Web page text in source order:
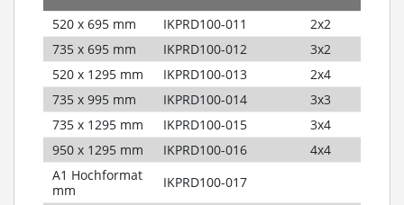
520 x 695 mm
IKPRD100-011
2x2
735 x 695 mm
IKPRD100-012
3x2
520 x 1295 mm
IKPRD100-013
2x4
735 x 995 mm
IKPRD100-014
3x3
735 x 1295 mm
IKPRD100-015
3x4
950 x 1295 mm
IKPRD100-016
4x4
A1 Hochformat
mm
IKPRD100-017